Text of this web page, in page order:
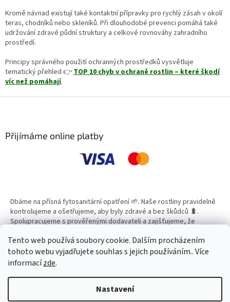
Tento web používá soubory cookie. Dalším procházením
tohoto webu vyjadřujete souhlas s jejich používáním.. Více
informacízde.
Nastavení
v
ý
p
u
Kromě návnad existují také kontaktní přípravky pro rychlý zásah v okolí
teras, chodníků nebo skleníků. Při dlouhodobé prevenci pomáhá také
udržování zdravé půdní struktury a celkové rovnováhy zahradního
prostředí.
Principy správného použití ochranných prostředků vysvětluje
tematický přehled 👉TOP 10 chyb v ochraně rostlin – které škodí
víc než pomáhají.
Přijímáme online platby
Dbáme na přísná fytosanitární opatření 🌱. Naše rostliny pravidelně
kontrolujeme a ošetřujeme, aby byly zdravé a bez škůdců 🐛.
Spolupracujeme s prověřenými dodavateli a zajišťujeme, že